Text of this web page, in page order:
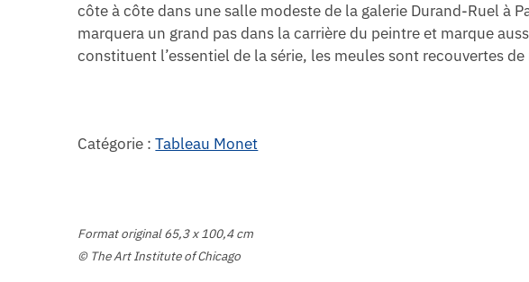
côte à côte dans une salle modeste de la galerie Durand-Ruel à
marquera un grand pas dans la carrière du peintre et marque
constituent l’essentiel de la série, les meules sont recouvertes
Catégorie :Tableau Monet
Format original 65,3 x 100,4 cm
© The Art Institute of Chicago